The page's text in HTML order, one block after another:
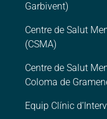
Garbivent)
Centre de Salut
(CSMA)
Centre de Salut
Coloma de
Equip Clínic